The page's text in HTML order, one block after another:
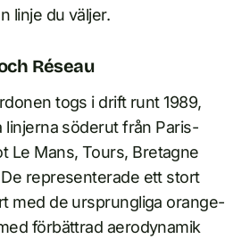
linje du väljer.
Réseau
togs i drift runt 1989,
linjerna söderut från Paris-
Le Mans, Tours, Bretagne
representerade ett stort
med de ursprungliga orange-
förbättrad aerodynamik